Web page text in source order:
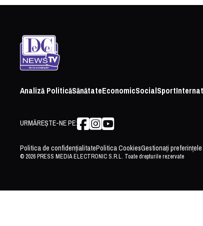
Analiză PoliticăSănătateEconomicSocialSport
URMĂREȘTE-NE PE:
Politica de confidențialitatePolitica CookiesGestionați preferințele
© 2026 PRESS MEDIA ELECTRONIC S.R.L. Toate drepturile rezervate